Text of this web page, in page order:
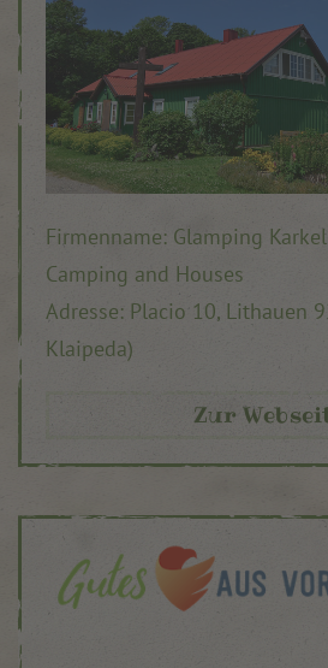
Firmenname: Glamping
Camping and Houses
Adresse: Placio 10, Lithauen
Klaipeda)
Zur